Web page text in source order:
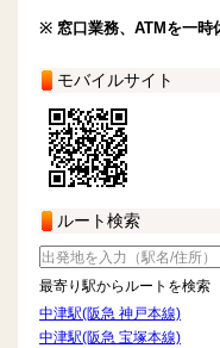
※ 窓口業務、ATMを一時
モバイルサイト
ルート検索
最寄り駅からルートを検索
中津駅(阪急 神戸本線)
中津駅(阪急 宝塚本線)